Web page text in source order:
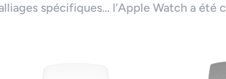
spécifiques… l’Apple Watch a été